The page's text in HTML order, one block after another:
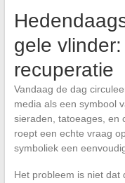
gele
recuperatie
Vandaag de dag
media als een symbool
sieraden, tatoeages, en
roept een echte vraag
symboliek een
Het probleem is niet dat